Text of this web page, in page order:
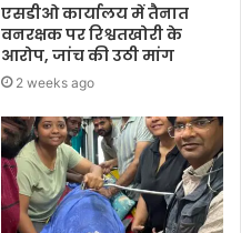
एसडीओ कार्यालय में तैनात
वनरक्षक पर रिश्वतखोरी के
आरोप, जांच की उठी मांग
2 weeks ago